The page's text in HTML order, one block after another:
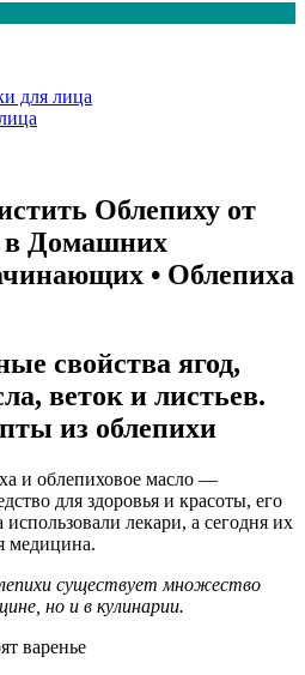
для лица
Облепиху от
в Домашних
• Облепиха
свойства ягод,
веток и листьев.
из облепихи
и облепиховое масло —
для здоровья и красоты, его
лекари, а сегодня их
медицина.
существует множество
но и в кулинарии.
варенье